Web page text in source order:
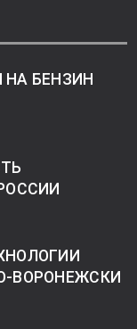
БЕНЗИН
ВОРОНЕЖСКИ